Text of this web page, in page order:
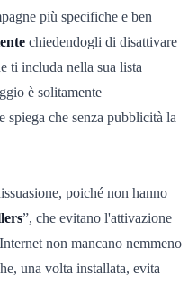
più specifiche e ben
chiedendogli di disattivare
ti includa nella sua lista
è solitamente
spiega che senza pubblicità la
poiché non hanno
”, che evitano l'attivazione
non mancano nemmeno
una volta installata, evita